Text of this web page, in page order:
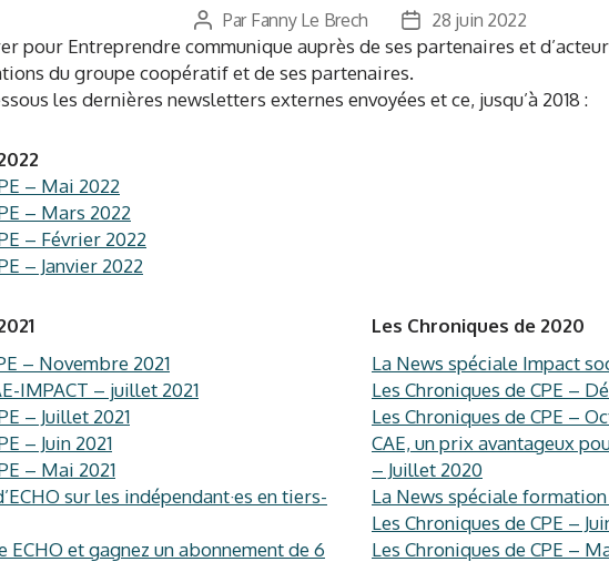
Auteur
de
l’article
Par Fanny Le Brech
Date
de
l’article
28 juin 2022
pour Entreprendre communique auprès de ses partenaires et
du groupe coopératif et de ses partenaires.
les dernières newsletters externes envoyées et ce, jusqu’à 2018 :
– Mai 2022
– Mars 2022
– Février 2022
– Janvier 2022
– Novembre 2021
IMPACT – juillet 2021
– Juillet 2021
– Juin 2021
– Mai 2021
sur les indépendant·es en tiers-
ECHO et gagnez un abonnement de 6
Les Chroniques de 2020
La News spéciale Impact
Les Chroniques de CPE –
Les Chroniques de CPE –
CAE, un prix avantageux
– Juillet 2020
La News spéciale formation
Les Chroniques de CPE –
Les Chroniques de CPE –